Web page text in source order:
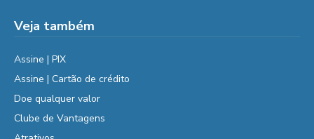
Veja também
Assine | PIX
Assine | Cartão de crédito
Doe qualquer valor
Clube de Vantagens